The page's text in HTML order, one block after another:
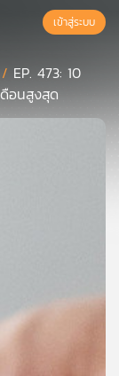
เข้าสู่ระบบ
EP. 473: 10
ดือนสูงสุด